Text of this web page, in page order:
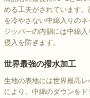
める工夫がされています
を冷やさない中綿入りの
ジッパーの内側には中綿
侵入を防ぎます。
世界最強の撥水加工
生地の表地には世界最高
により、中綿のダウンを